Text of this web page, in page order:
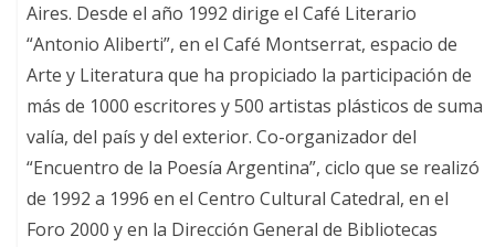
Aires. Desde el año 1992 dirige el Café Literario
“Antonio Aliberti”, en el Café Montserrat, espacio de
Arte y Literatura que ha propiciado la participación de
más de 1000 escritores y 500 artistas plásticos de suma
valía, del país y del exterior. Co-organizador del
“Encuentro de la Poesía Argentina”, ciclo que se realizó
de 1992 a 1996 en el Centro Cultural Catedral, en el
Foro 2000 y en la Dirección General de Bibliotecas